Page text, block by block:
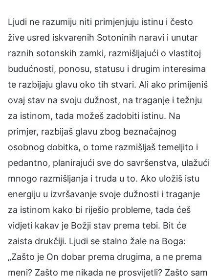
Ljudi ne razumiju niti primjenjuju istinu i često
žive usred iskvarenih Sotoninih naravi i unutar
raznih sotonskih zamki, razmišljajući o vlastitoj
budućnosti, ponosu, statusu i drugim interesima
te razbijaju glavu oko tih stvari. Ali ako primijeniš
ovaj stav na svoju dužnost, na traganje i težnju
za istinom, tada možeš zadobiti istinu. Na
primjer, razbijaš glavu zbog beznačajnog
osobnog dobitka, o tome razmišljaš temeljito i
pedantno, planirajući sve do savršenstva, ulažući
mnogo razmišljanja i truda u to. Ako uložiš istu
energiju u izvršavanje svoje dužnosti i traganje
za istinom kako bi riješio probleme, tada ćeš
vidjeti kakav je Božji stav prema tebi. Bit će
zaista drukčiji. Ljudi se stalno žale na Boga:
„Zašto je On dobar prema drugima, a ne prema
meni? Zašto me nikada ne prosvijetli? Zašto sam